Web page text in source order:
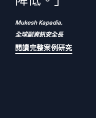
Mukesh Kapadia,
全球副資訊安全長
閱讀完整案例研究